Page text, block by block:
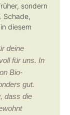
sondern
Schade,
diesem
deine
für uns. In
Bio-
gut.
dass die